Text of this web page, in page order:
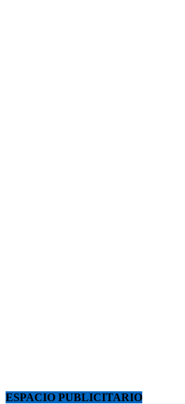
ESPACIO PUBLICITARIO